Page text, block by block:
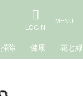
掃除 健康 花と緑